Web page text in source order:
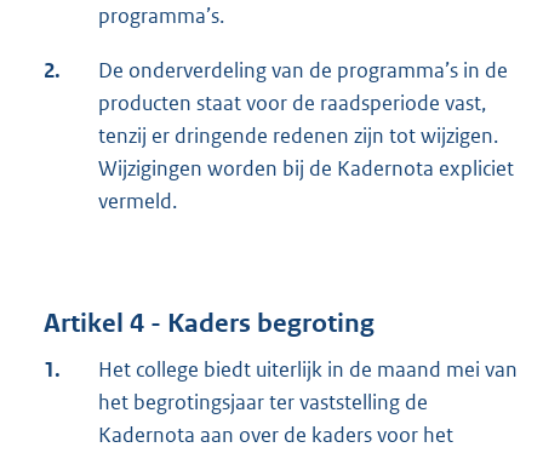
programma’s.
2.
De onderverdeling van de programma’s in de
producten staat voor de raadsperiode vast,
tenzij er dringende redenen zijn tot wijzigen.
Wijzigingen worden bij de Kadernota expliciet
vermeld.
Artikel 4 - Kaders begroting
1.
Het college biedt uiterlijk in de maand mei van
het begrotingsjaar ter vaststelling de
Kadernota aan over de kaders voor het